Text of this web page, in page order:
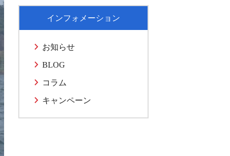
インフォメーション
お知らせ
BLOG
コラム
キャンペーン